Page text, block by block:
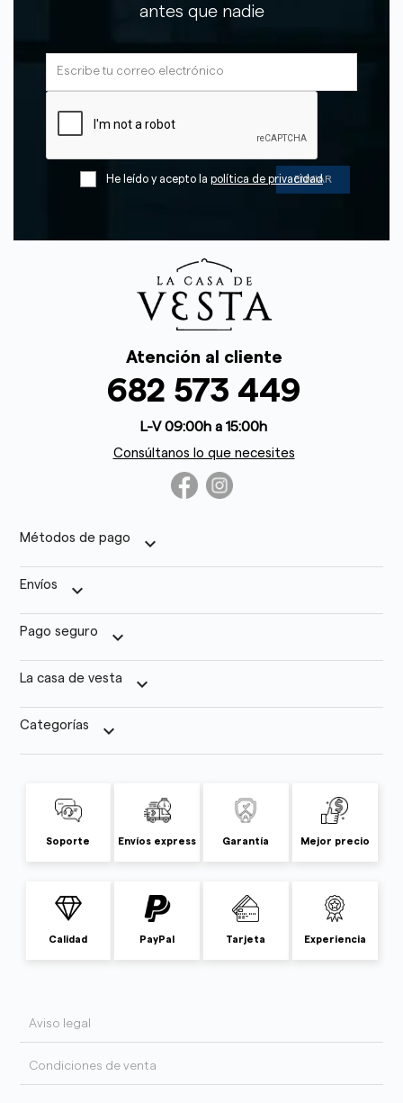
antes que nadie
He leído y acepto la política de privacidad
Atención al cliente
682 573 449
L-V 09:00h a 15:00h
Consúltanos lo que necesites
Métodos de pago keyboard_arrow_down
Envíos keyboard_arrow_down
Pago seguro keyboard_arrow_down
La casa de vesta keyboard_arrow_down
Categorías keyboard_arrow_down
Soporte Envíos express Garantía Mejor precio
Calidad PayPal Tarjeta Experiencia
Aviso legal
Condiciones de venta